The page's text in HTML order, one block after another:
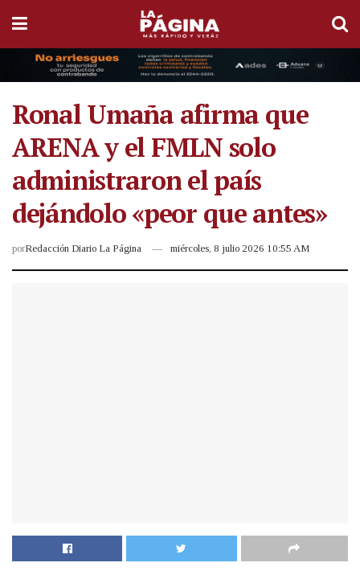
Ronal Umaña afirma que
ARENA y el FMLN solo
administraron el país
dejándolo «peor que antes»
porRedacción Diario La Página miércoles, 8 julio 2026 10:55 AM